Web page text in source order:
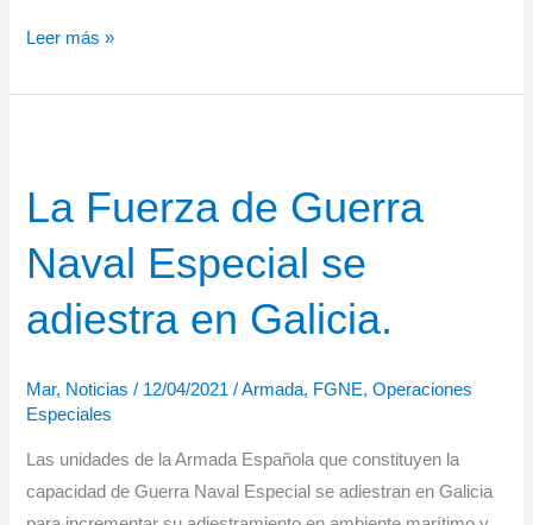
El
de
(P-
comienza
campaña
vigilancia
y
apoyo
a
las
Leer más »
La Fuerza de Guerra
Naval Especial se
adiestra en Galicia.
Mar, Noticias / 12/04/2021/Armada, FGNE,Operaciones
Especiales
Las unidades de la Armada Española que constituyen la
capacidad de Guerra Naval Especial se adiestran en Galicia